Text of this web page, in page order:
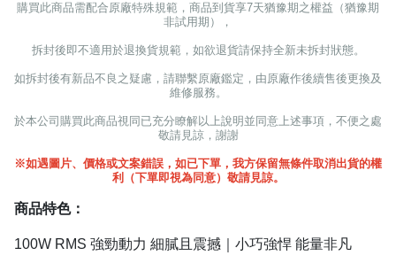
購買此商品需配合原廠特殊規範，商品到貨享7天猶豫期之權益（猶豫期
非試用期），
拆封後即不適用於退換貨規範，如欲退貨請保持全新未拆封狀態。
如拆封後有新品不良之疑慮，請聯繫原廠鑑定，由原廠作後續售後更換及
維修服務。
於本公司購買此商品視同已充分瞭解以上說明並同意上述事項，不便之處
敬請見諒，謝謝
※如遇圖片、價格或文案錯誤，如已下單，我方保留無條件取消出貨的權
利（下單即視為同意）敬請見諒。
商品特色：
100W RMS 強勁動力 細膩且震撼｜小巧強悍 能量非凡